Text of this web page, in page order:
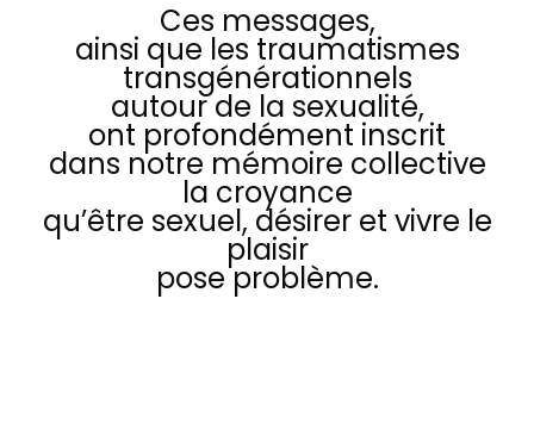
Ces messages,
ainsi que les traumatismes
transgénérationnels
autour de la sexualité,
ont profondément inscrit
dans notre mémoire collective
la croyance
qu’être sexuel, désirer et vivre le
plaisir
pose problème.